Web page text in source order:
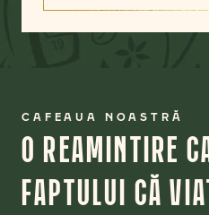
CAFEAUA NOASTRĂ
O REAMINTIRE
FAPTULUI CĂ